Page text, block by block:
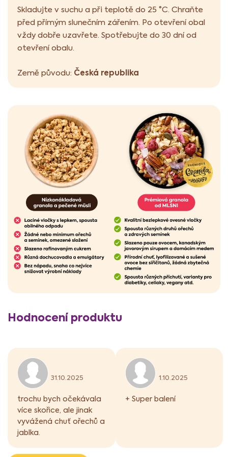
Skladujte v suchu a při teplotě do 25 °C. Chraňte
před přímým slunečním zářením. Po otevření obal
vždy dobře uzavřete. Spotřebujte do 30 dní od
otevření obalu.
Země původu: Česká republika
Hodnocení produktu
V
ý
s
í
Hodnocení produktu je 5 z 5 hvězdiček.
31.10.2025
trochu bych očekávala
více skořice, ale jinak
vyvážená chuť ořechů a
jablka.
1.10.2025
+ Super balení